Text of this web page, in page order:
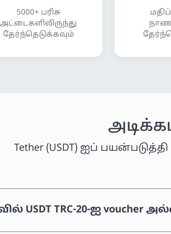
5000+ பரிசு
அட்டைகளிலிருந்து
தேர்ந்தெடுக்கவும்
Tether (USDT) ஐப்
வில் USDT TRC-20-ஐ